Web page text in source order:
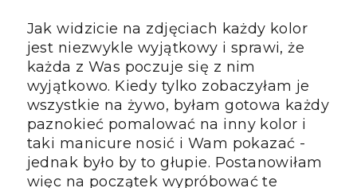
Jak widzicie na zdjęciach każdy kolor
jest niezwykle wyjątkowy i sprawi, że
każda z Was poczuje się z nim
wyjątkowo. Kiedy tylko zobaczyłam je
wszystkie na żywo, byłam gotowa każdy
paznokieć pomalować na inny kolor i
taki manicure nosić i Wam pokazać -
jednak było by to głupie. Postanowiłam
więc na początek wypróbować te